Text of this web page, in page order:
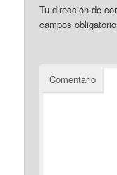
Tu dirección de
campos
Comentario